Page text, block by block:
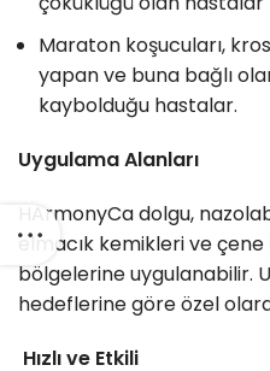
Maraton koşucuları,
yapan ve buna bağlı
kaybolduğu hastalar.
Uygulama Alanları
HArmonyCa dolgu,
elmacık kemikleri ve
bölgelerine uygulanabilir.
hedeflerine göre özel
Hızlı ve Etkili